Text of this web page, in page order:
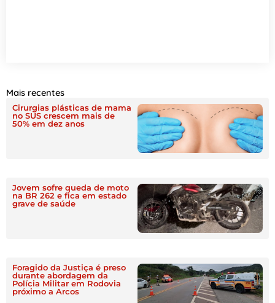
Mais recentes
Cirurgias plásticas de mama
no SUS crescem mais de
50% em dez anos
Jovem sofre queda de moto
na BR 262 e fica em estado
grave de saúde
Foragido da Justiça é preso
durante abordagem da
Polícia Militar em Rodovia
próximo a Arcos